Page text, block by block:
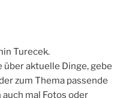
Turecek.
aktuelle Dinge, gebe
zum Thema passende
mal Fotos oder